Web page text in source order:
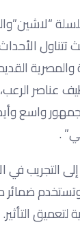
تتناول
عناصر
واسع
.
التجريب في
وتستخدم ضمائر
التأثير.